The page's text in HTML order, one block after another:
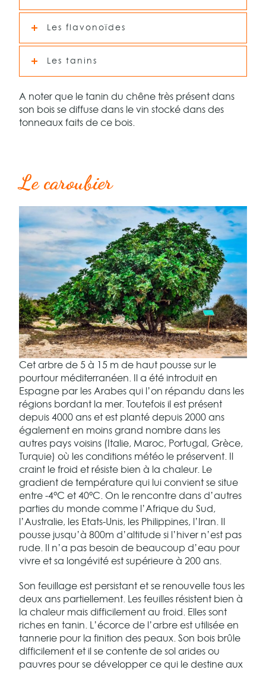
Les flavonoïdes
Les tanins
A noter que le tanin du chêne très présent dans
son bois se diffuse dans le vin stocké dans des
tonneaux faits de ce bois.
Le caroubier
Cet arbre de 5 à 15 m de haut pousse sur le
pourtour méditerranéen. Il a été introduit en
Espagne par les Arabes qui l’on répandu dans les
régions bordant la mer. Toutefois il est présent
depuis 4000 ans et est planté depuis 2000 ans
également en moins grand nombre dans les
autres pays voisins (Italie, Maroc, Portugal, Grèce,
Turquie) où les conditions météo le préservent. Il
craint le froid et résiste bien à la chaleur. Le
gradient de température qui lui convient se situe
entre -4°C et 40°C. On le rencontre dans d’autres
parties du monde comme l’Afrique du Sud,
l’Australie, les Etats-Unis, les Philippines, l’Iran. Il
pousse jusqu’à 800m d’altitude si l’hiver n’est pas
rude. Il n’a pas besoin de beaucoup d’eau pour
vivre et sa longévité est supérieure à 200 ans.
Son feuillage est persistant et se renouvelle tous les
deux ans partiellement. Les feuilles résistent bien à
la chaleur mais difficilement au froid. Elles sont
riches en tanin. L’écorce de l’arbre est utilisée en
tannerie pour la finition des peaux. Son bois brûle
difficilement et il se contente de sol arides ou
pauvres pour se développer ce qui le destine aux